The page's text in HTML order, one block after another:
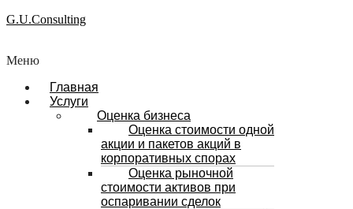
G.U.Consulting
Меню
Главная
Услуги
Оценка бизнеса
Оценка стоимости одной
акции и пакетов акций в
корпоративных спорах
Оценка рыночной
стоимости активов при
оспаривании сделок